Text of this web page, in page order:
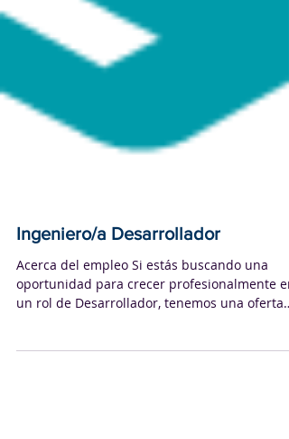
Ingeniero/a Desarrollador
Acerca del empleo Si estás buscando una
un rol de Desarrollador, tenemos una oferta